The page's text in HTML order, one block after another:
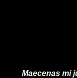
Maecenas mi